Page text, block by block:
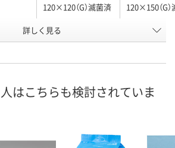
120×120（G）滅菌済 120×150（G
ER61701 ER61672
8月9日（日）
ゴへ カゴへ
詳しく見る
はこちらも検討されていま